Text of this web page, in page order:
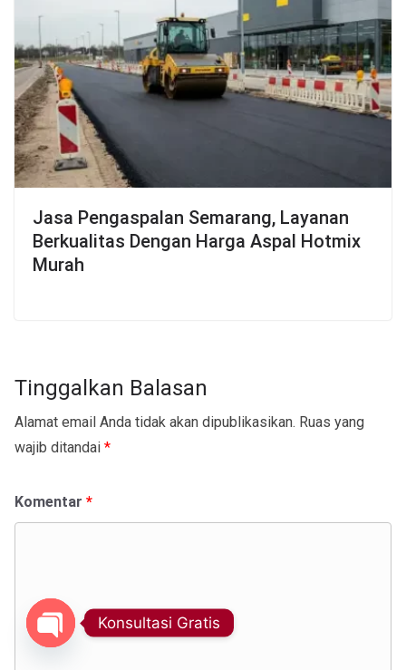
Jasa Pengaspalan Semarang, Layanan
Berkualitas Dengan Harga Aspal Hotmix
Murah
Tinggalkan Balasan
Alamat email Anda tidak akan dipublikasikan. Ruas yang
wajib ditandai *
Komentar *
Konsultasi Gratis